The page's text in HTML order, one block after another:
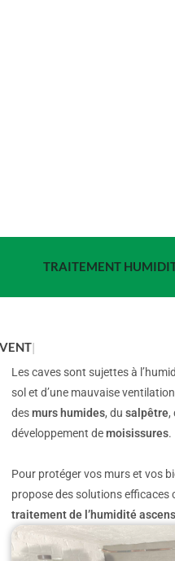
TRAITEMENT
Les caves sont sujettes à
sol et d’une mauvaise
desmurs humides, du salpêtre,
développement demoisissures.
Pour protéger vos murs et vos
propose des solutions efficaces
traitement de l’humidité